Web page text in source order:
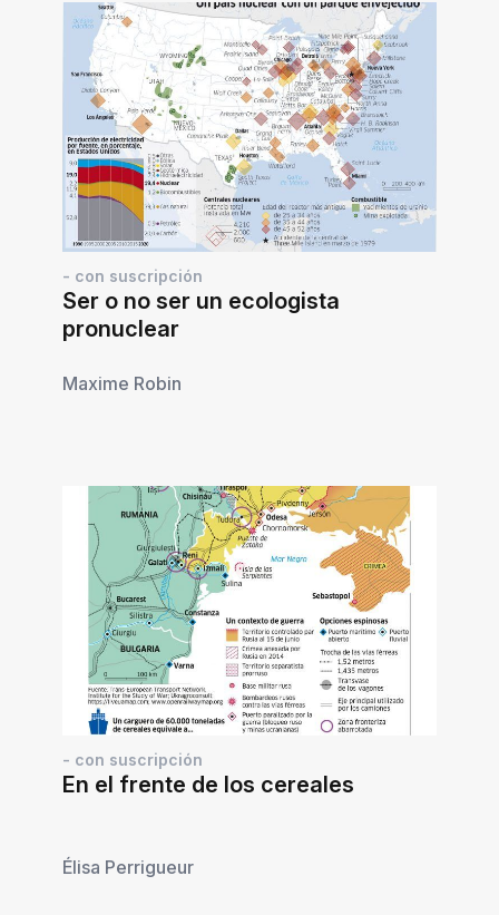
- con suscripción
Ser o no ser un ecologista
pronuclear
Maxime Robin
- con suscripción
En el frente de los cereales
Élisa Perrigueur